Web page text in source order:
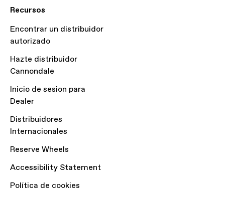
Recursos
Encontrar un distribuidor
autorizado
Hazte distribuidor
Cannondale
Inicio de sesion para
Dealer
Distribuidores
Internacionales
Reserve Wheels
Accessibility Statement
Política de cookies